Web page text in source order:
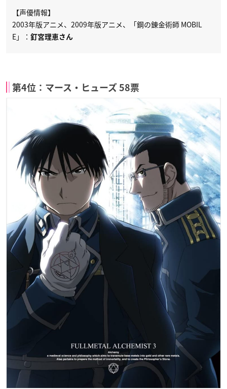
【声優情報】
2003年版アニメ、2009年版アニメ、「鋼の錬金術師 MOBIL
E」： 釘宮理恵さん
第4位：マース・ヒューズ 58票